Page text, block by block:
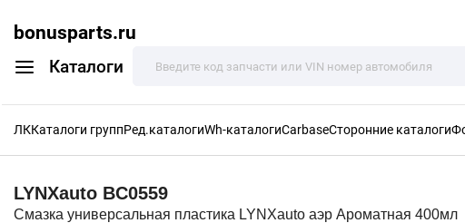
bonusparts.ru
Каталоги
ЛККаталоги группРед.каталогиWh-каталогиCarbaseСторонние каталоги
LYNXauto BC0559
Смазка универсальная пластика LYNXauto аэр Ароматная 400мл